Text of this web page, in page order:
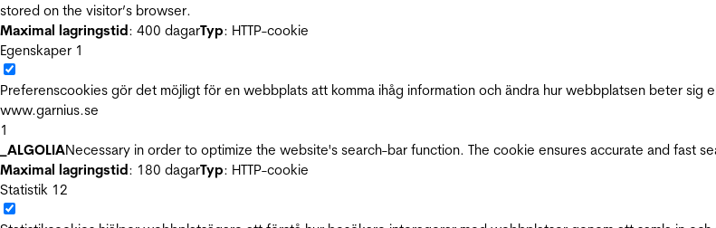
stored on the visitor’s browser.
Maximal lagringstid: 400 dagarTyp: HTTP-cookie
Egenskaper 1
Preferenscookies gör det möjligt för en webbplats att komma ihåg information och ändra hur webbplatsen beter
www.garnius.se
1
_ALGOLIANecessary in order to optimize the website's search-bar function. The cookie ensures accurate and fast
Maximal lagringstid: 180 dagarTyp: HTTP-cookie
Statistik 12